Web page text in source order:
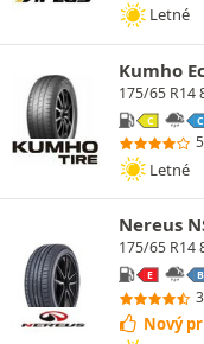
Letné
Kumho
175/65 R14
C C
Letné
Nereus
175/65 R14
E B
Nový